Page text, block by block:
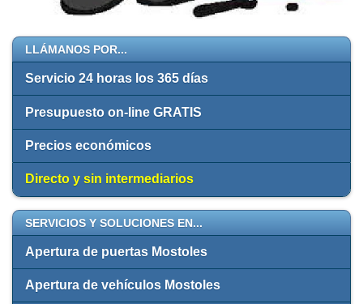
LLÁMANOS POR...
Servicio 24 horas los 365 días
Presupuesto on-line GRATIS
Precios económicos
Directo y sin intermediarios
SERVICIOS Y SOLUCIONES EN...
Apertura de puertas Mostoles
Apertura de vehículos Mostoles